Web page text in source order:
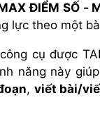
ĐIỂM SỐ -
lực theo một
cụ được
năng này
, viết bài/